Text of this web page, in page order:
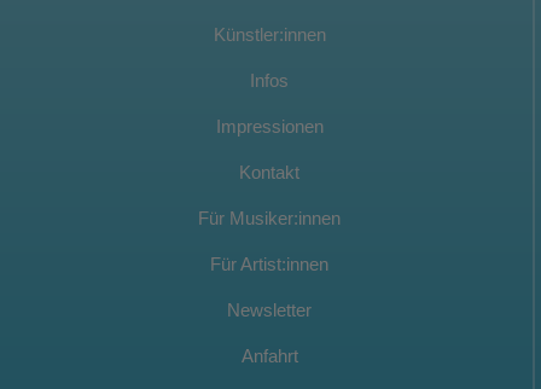
Künstler:innen
Infos
Impressionen
Kontakt
Für Musiker:innen
Für Artist:innen
Newsletter
Anfahrt